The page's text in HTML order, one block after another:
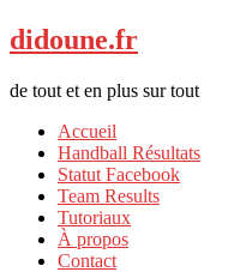
didoune.fr
de tout et en plus sur tout
Accueil
Handball Résultats
Statut Facebook
Team Results
Tutoriaux
À propos
Contact